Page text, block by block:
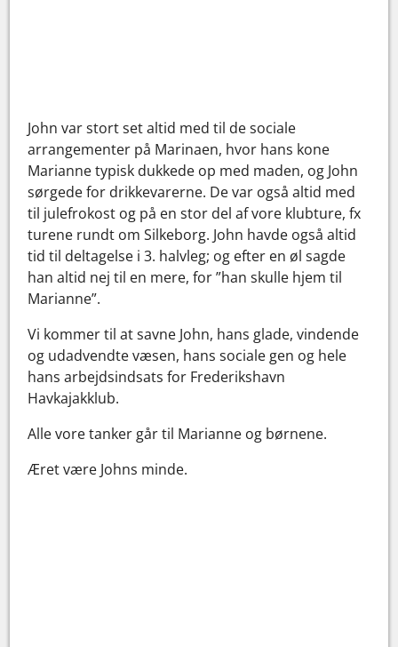
John var stort set altid med til de sociale
arrangementer på Marinaen, hvor hans kone
Marianne typisk dukkede op med maden, og John
sørgede for drikkevarerne. De var også altid med
til julefrokost og på en stor del af vore klubture, fx
turene rundt om Silkeborg. John havde også altid
tid til deltagelse i 3. halvleg; og efter en øl sagde
han altid nej til en mere, for ”han skulle hjem til
Marianne”.
Vi kommer til at savne John, hans glade, vindende
og udadvendte væsen, hans sociale gen og hele
hans arbejdsindsats for Frederikshavn
Havkajakklub.
Alle vore tanker går til Marianne og børnene.
Æret være Johns minde.